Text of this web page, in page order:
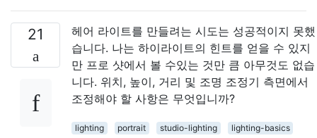
21
헤어 라이트를 만들려는 시도는 성공적이지 못했
습니다. 나는 하이라이트의 힌트를 얻을 수 있지
만 프로 샷에서 볼 수있는 것만 큼 아무것도 없습
니다. 위치, 높이, 거리 및 조명 조정기 측면에서
조정해야 할 사항은 무엇입니까?
lighting portrait studio-lighting
lighting-basics